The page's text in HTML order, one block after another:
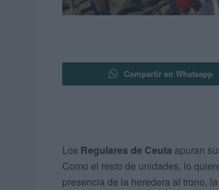
Compartir en Whatsapp
Los Regulares de Ceuta apuran
Como el resto de unidades, lo
presencia de la heredera al trono,